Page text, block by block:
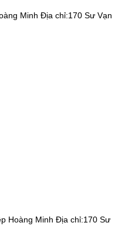
Minh Địa chỉ:170 Sư Vạn
Hoàng Minh Địa chỉ:170 Sư